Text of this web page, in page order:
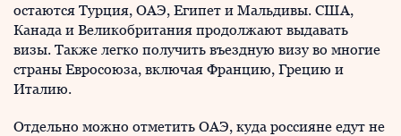
остаются Турция, ОАЭ, Египет и Мальдивы. США,
Канада и Великобритания продолжают выдавать
визы. Также легко получить въездную визу во многие
страны Евросоюза, включая Францию, Грецию и
Италию.
Отдельно можно отметить ОАЭ, куда россияне едут не